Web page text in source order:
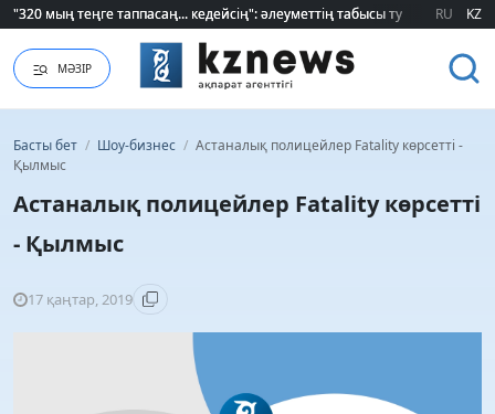
"320 мың теңге таппасаң... кедейсің": әлеуметтің табысы туралы түсінігі
"320 мың теңге таппасаң... кедейсің": әлеуметтің табысы туралы түсінігі
RU KZ
МӘЗІР
Басты бет / Шоу-бизнес / Астаналық полицейлер Fatality көрсетті -
Қылмыс
Астаналық полицейлер Fatality көрсетті
- Қылмыс
17 қаңтар, 2019